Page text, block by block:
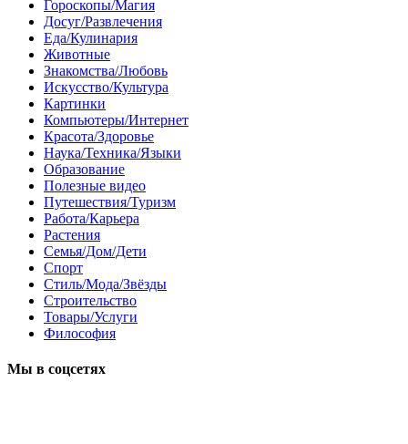
Гороскопы/Магия
Досуг/Развлечения
Еда/Кулинария
Животные
Знакомства/Любовь
Искусство/Культура
Картинки
Компьютеры/Интернет
Красота/Здоровье
Наука/Техника/Языки
Образование
Полезные видео
Путешествия/Туризм
Работа/Карьера
Растения
Семья/Дом/Дети
Спорт
Стиль/Мода/Звёзды
Строительство
Товары/Услуги
Философия
Мы в соцсетях